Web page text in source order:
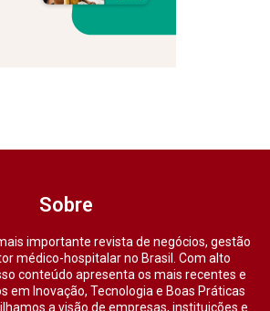
Sobre
importante revista de negócios, gestão
médico-hospitalar no Brasil. Com alto
conteúdo apresenta os mais recentes e
em Inovação, Tecnologia e Boas Práticas
a visão de empresas, instituições e